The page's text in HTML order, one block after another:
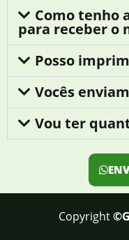
Como tenho
para receber o
Posso
Vocês
Vou ter
Copyright